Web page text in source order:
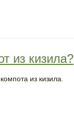
из кизила?
из кизила.